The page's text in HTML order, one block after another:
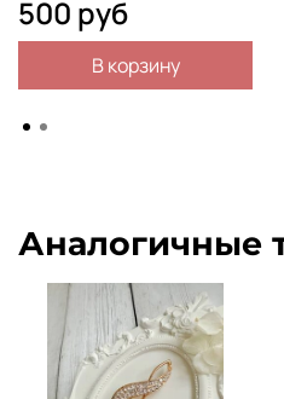
500 руб
В корзину
Аналогичные